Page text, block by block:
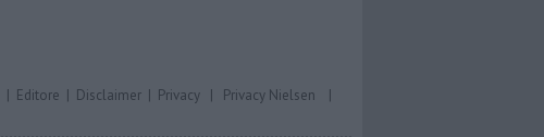
| Editore | Disclaimer | Privacy | Privacy Nielsen |